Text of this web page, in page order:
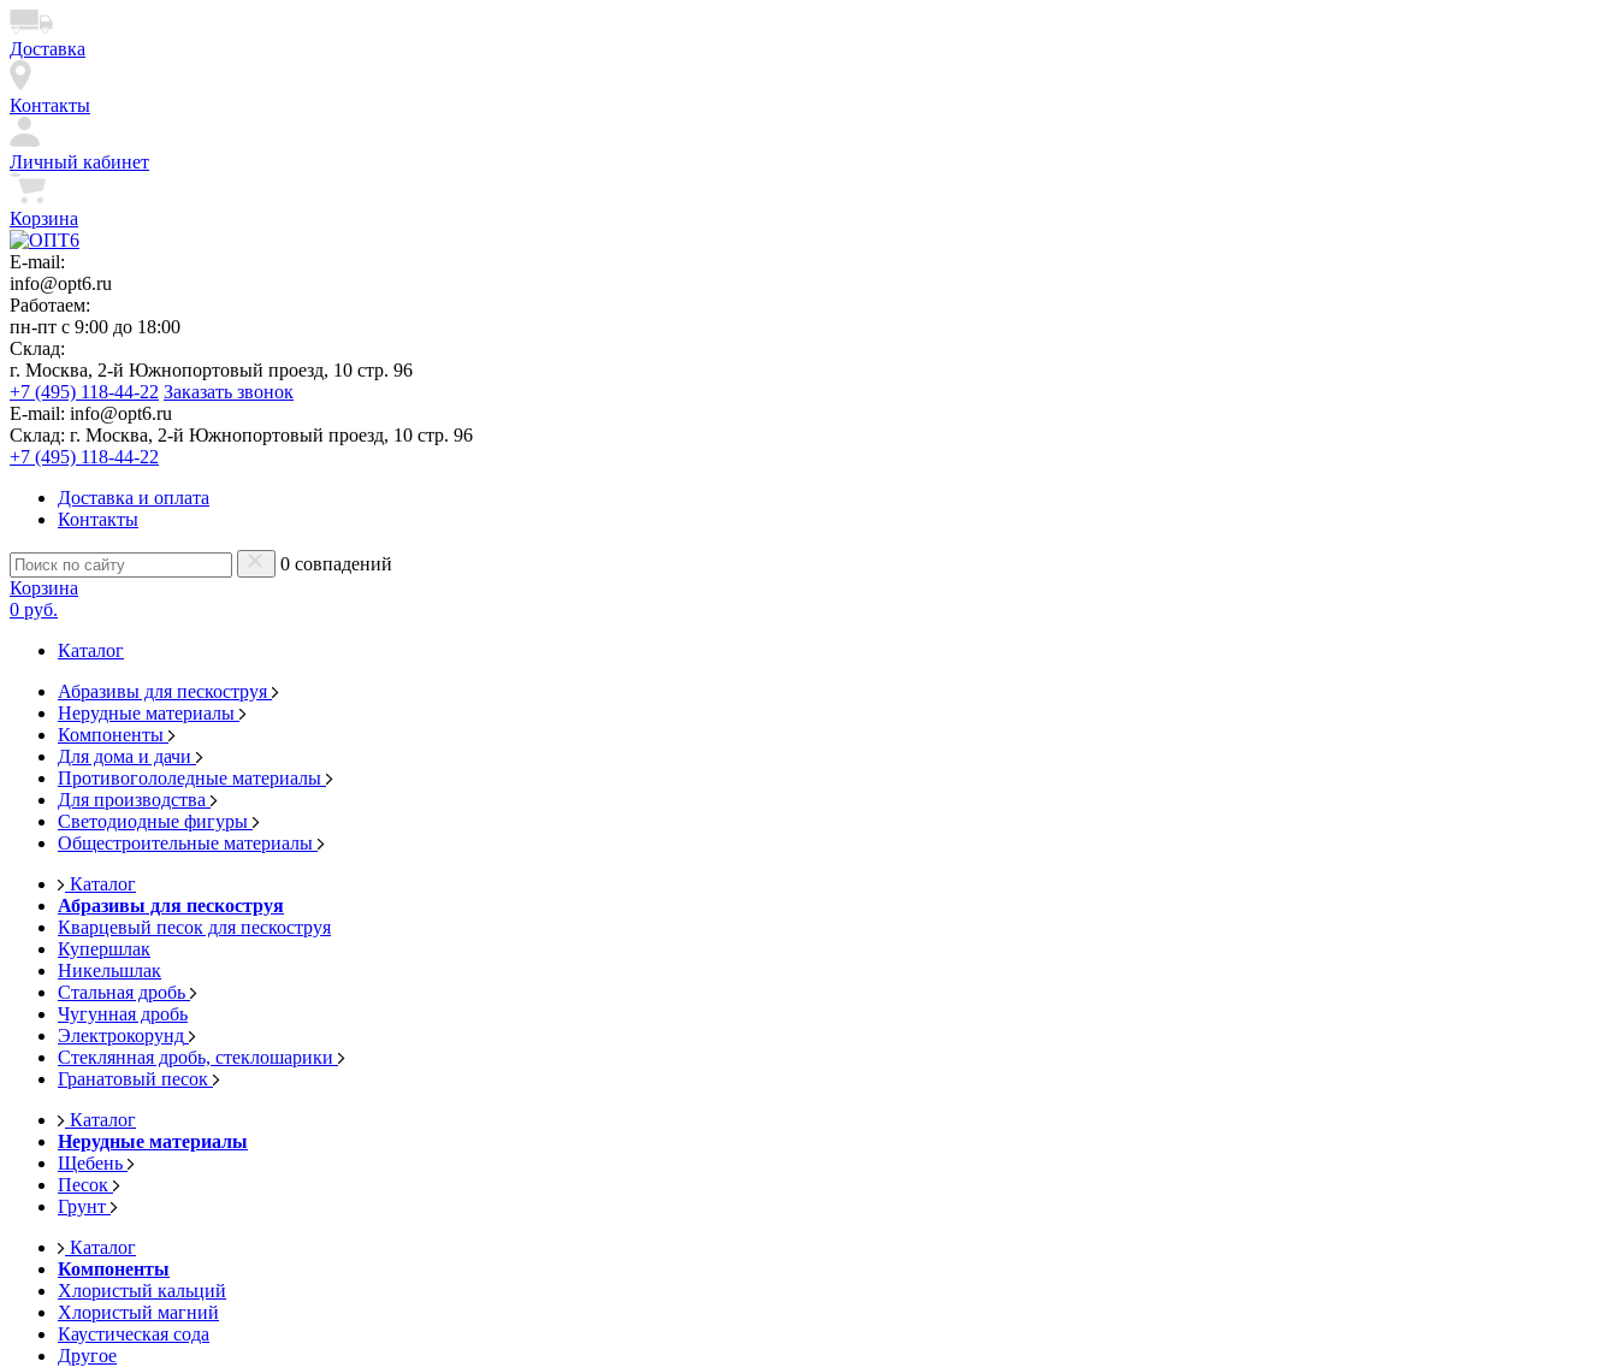
Доставка
Контакты
Личный кабинет
Корзина
E-mail:
info@opt6.ru
Работаем:
пн-пт с 9:00 до 18:00
Склад:
г. Москва, 2-й Южнопортовый проезд, 10 стр. 96
+7 (495) 118-44-22 Заказать звонок
E-mail: info@opt6.ru
Склад: г. Москва, 2-й Южнопортовый проезд, 10 стр. 96
+7 (495) 118-44-22
Доставка и оплата
Контакты
0 совпадений
Корзина
0 руб.
Каталог
Абразивы для пескоструя
Нерудные материалы
Компоненты
Для дома и дачи
Противогололедные материалы
Для производства
Светодиодные фигуры
Общестроительные материалы
Каталог
Абразивы для пескоструя
Кварцевый песок для пескоструя
Купершлак
Никельшлак
Стальная дробь
Чугунная дробь
Электрокорунд
Стеклянная дробь, стеклошарики
Гранатовый песок
Каталог
Нерудные материалы
Щебень
Песок
Грунт
Каталог
Компоненты
Хлористый кальций
Хлористый магний
Каустическая сода
Другое